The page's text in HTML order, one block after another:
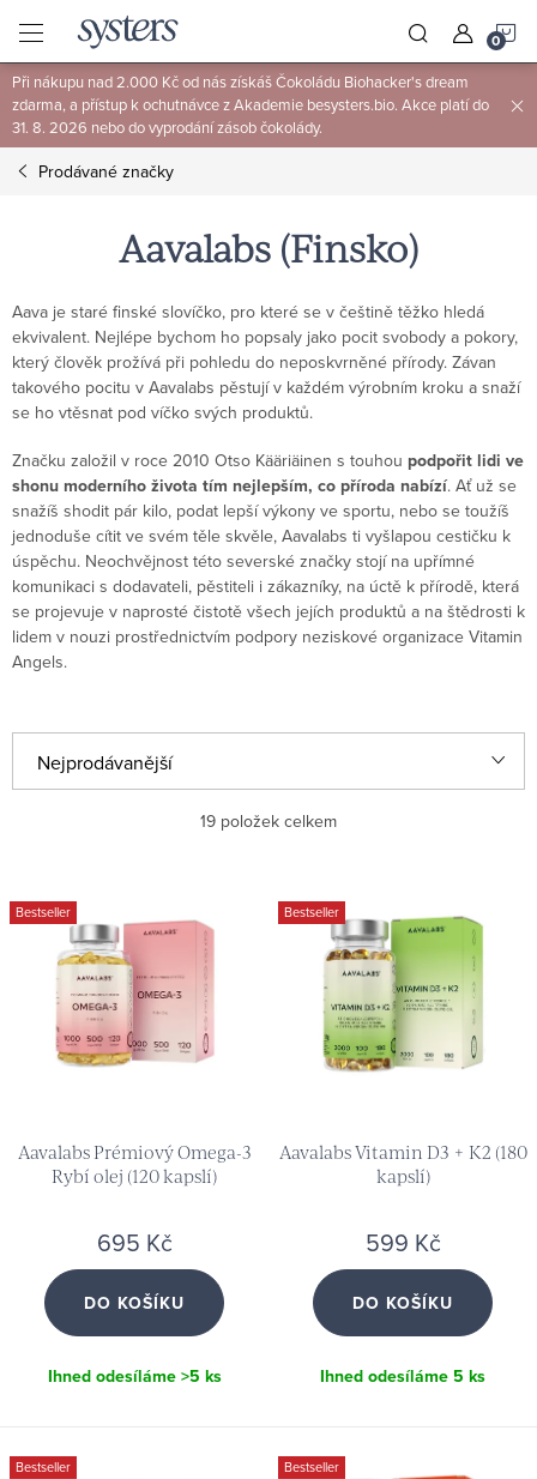
obsah
Při nákupu nad 2.000 Kč od nás získáš Čokoládu Biohacker's dream
zdarma, a přístup k ochutnávce z Akademie besysters.bio. Akce platí do
31. 8. 2026 nebo do vyprodání zásob čokolády.
Prodávané značky
Aavalabs (Finsko)
Aava je staré finské slovíčko, pro které se v češtině těžko hledá
ekvivalent. Nejlépe bychom ho popsaly jako pocit svobody a pokory,
který člověk prožívá při pohledu do neposkvrněné přírody. Závan
takového pocitu v Aavalabs pěstují v každém výrobním kroku a snaží
se ho vtěsnat pod víčko svých produktů.
Značku založil v roce 2010 Otso Kääriäinen s touhou podpořit lidi ve
shonu moderního života tím nejlepším, co příroda nabízí. Ať už se
snažíš shodit pár kilo, podat lepší výkony ve sportu, nebo se toužíš
jednoduše cítit ve svém těle skvěle, Aavalabs ti vyšlapou cestičku k
úspěchu. Neochvějnost této severské značky stojí na upřímné
komunikaci s dodavateli, pěstiteli i zákazníky, na úctě k přírodě, která
se projevuje v naprosté čistotě všech jejích produktů a na štědrosti k
lidem v nouzi prostřednictvím podpory neziskové organizace Vitamin
Angels.
a
n
u
Nejprodávanější
Abecedně
19 položek celkem
V
ý
o
Bestseller
Aavalabs Prémiový Omega-3
Rybí olej (120 kapslí)
695 Kč
DO KOŠÍKU
Ihned odesíláme >5 ks
Bestseller
Aavalabs Vitamin D3 + K2 (180
kapslí)
599 Kč
DO KOŠÍKU
Ihned odesíláme 5 ks
Bestseller Bestseller